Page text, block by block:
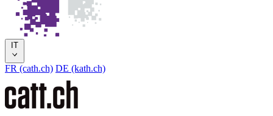
IT
FR (cath.ch) DE (kath.ch)